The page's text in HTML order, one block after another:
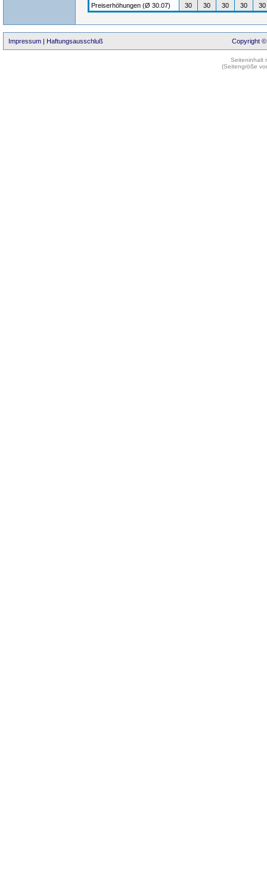
Preiserhöhungen (Ø 30.07)
30 30 30 30 30
Impressum | Haftungsausschluß Copyright ©
Seiteninhalt
(Seitengröße